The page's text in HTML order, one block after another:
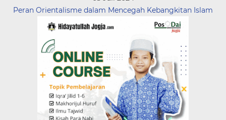
Peran Orientalisme dalam Mencegah Kebangkitan Islam